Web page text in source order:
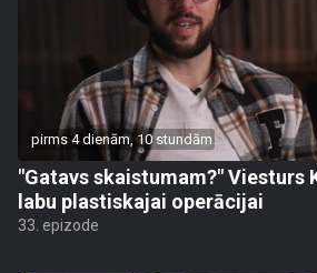
pirms 4 dienām, 10 stundām
"Gatavs skaistumam?" Viesturs
labu plastiskajai operācijai
33. epizode